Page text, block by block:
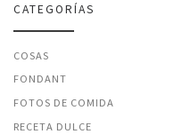
CATEGORÍAS
COSAS
FONDANT
FOTOS DE COMIDA
RECETA DULCE